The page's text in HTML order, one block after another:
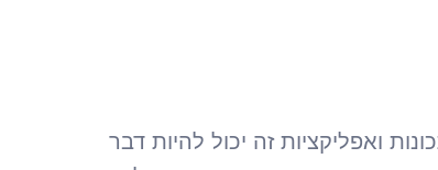
ואפליקציות זה יכול להיות דבר